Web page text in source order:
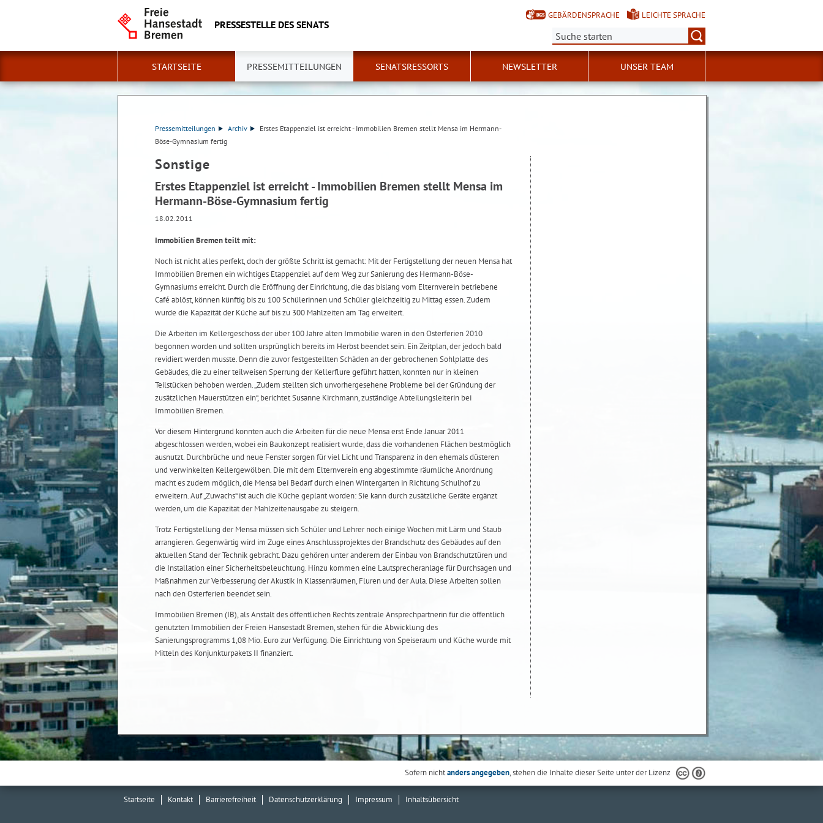
PRESSESTELLE DES SENATS
GEBÄRDENSPRACHE
LEICHTE SPRACHE
Suche:
STARTSEITE PRESSEMITTEILUNGEN SENATSRESSORTS NEWSLETTER UNSER TEAM
Pressemitteilungen Archiv
Erstes Etappenziel ist erreicht - Immobilien Bremen stellt Mensa im Hermann-
Böse-Gymnasium fertig
Sonstige
Erstes Etappenziel ist erreicht - Immobilien Bremen stellt Mensa im
Hermann-Böse-Gymnasium fertig
18.02.2011
Immobilien Bremen teilt mit:
Noch ist nicht alles perfekt, doch der größte Schritt ist gemacht: Mit der Fertigstellung der neuen Mensa hat
Immobilien Bremen ein wichtiges Etappenziel auf dem Weg zur Sanierung des Hermann-Böse-
Gymnasiums erreicht. Durch die Eröffnung der Einrichtung, die das bislang vom Elternverein betriebene
Café ablöst, können künftig bis zu 100 Schülerinnen und Schüler gleichzeitig zu Mittag essen. Zudem
wurde die Kapazität der Küche auf bis zu 300 Mahlzeiten am Tag erweitert.
Die Arbeiten im Kellergeschoss der über 100 Jahre alten Immobilie waren in den Osterferien 2010
begonnen worden und sollten ursprünglich bereits im Herbst beendet sein. Ein Zeitplan, der jedoch bald
revidiert werden musste. Denn die zuvor festgestellten Schäden an der gebrochenen Sohlplatte des
Gebäudes, die zu einer teilweisen Sperrung der Kellerflure geführt hatten, konnten nur in kleinen
Teilstücken behoben werden. „Zudem stellten sich unvorhergesehene Probleme bei der Gründung der
zusätzlichen Mauerstützen ein“, berichtet Susanne Kirchmann, zuständige Abteilungsleiterin bei
Immobilien Bremen.
Vor diesem Hintergrund konnten auch die Arbeiten für die neue Mensa erst Ende Januar 2011
abgeschlossen werden, wobei ein Baukonzept realisiert wurde, dass die vorhandenen Flächen bestmöglich
ausnutzt. Durchbrüche und neue Fenster sorgen für viel Licht und Transparenz in den ehemals düsteren
und verwinkelten Kellergewölben. Die mit dem Elternverein eng abgestimmte räumliche Anordnung
macht es zudem möglich, die Mensa bei Bedarf durch einen Wintergarten in Richtung Schulhof zu
erweitern. Auf „Zuwachs“ ist auch die Küche geplant worden: Sie kann durch zusätzliche Geräte ergänzt
werden, um die Kapazität der Mahlzeitenausgabe zu steigern.
Trotz Fertigstellung der Mensa müssen sich Schüler und Lehrer noch einige Wochen mit Lärm und Staub
arrangieren. Gegenwärtig wird im Zuge eines Anschlussprojektes der Brandschutz des Gebäudes auf den
aktuellen Stand der Technik gebracht. Dazu gehören unter anderem der Einbau von Brandschutztüren und
die Installation einer Sicherheitsbeleuchtung. Hinzu kommen eine Lautsprecheranlage für Durchsagen und
Maßnahmen zur Verbesserung der Akustik in Klassenräumen, Fluren und der Aula. Diese Arbeiten sollen
nach den Osterferien beendet sein.
Immobilien Bremen (IB), als Anstalt des öffentlichen Rechts zentrale Ansprechpartnerin für die öffentlich
genutzten Immobilien der Freien Hansestadt Bremen, stehen für die Abwicklung des
Sanierungsprogramms 1,08 Mio. Euro zur Verfügung. Die Einrichtung von Speiseraum und Küche wurde mit
Mitteln des Konjunkturpakets II finanziert.
Sofern nichtanders angegeben, stehen die Inhalte dieser Seite unter der Lizenz
Startseite Kontakt Barrierefreiheit Datenschutzerklärung Impressum Inhaltsübersicht